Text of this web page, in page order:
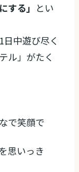
する」 とい
中遊び尽く
ル」がたく
で笑顔で
思いっき